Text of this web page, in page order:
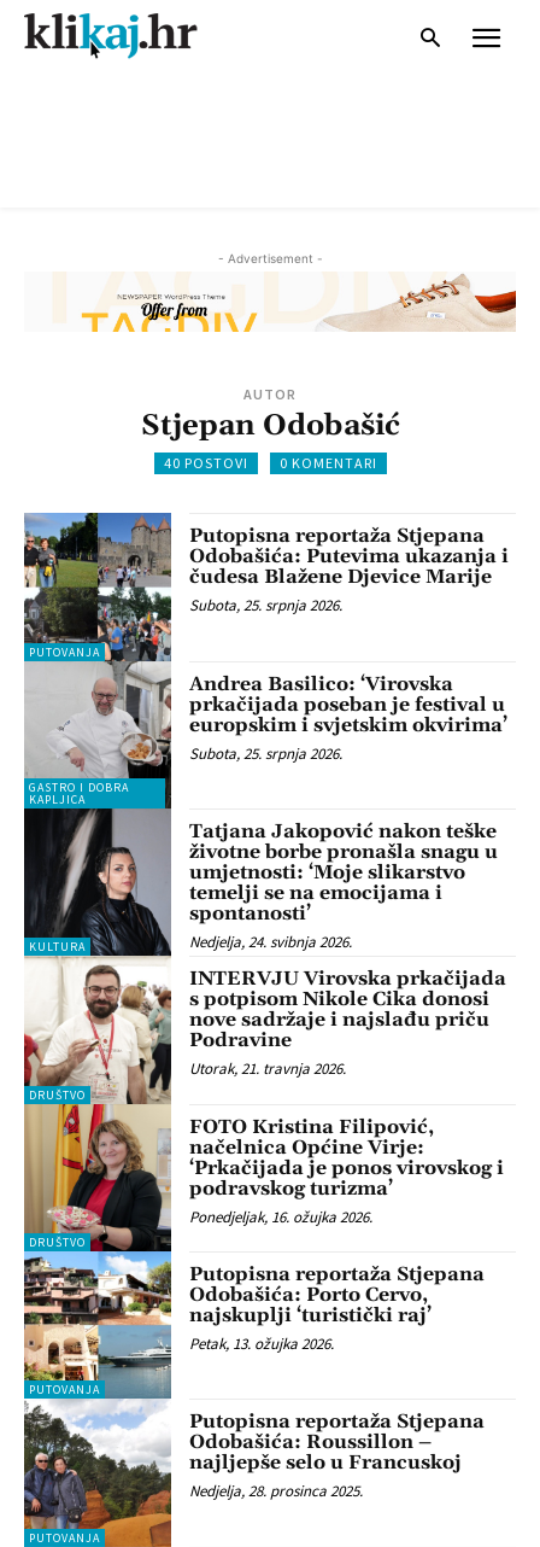
- Advertisement -
AUTOR
Stjepan Odobašić
40 POSTOVI 0 KOMENTARI
PUTOVANJA
Putopisna reportaža Stjepana
Odobašića: Putevima ukazanja i
čudesa Blažene Djevice Marije
Subota, 25. srpnja 2026.
GASTRO I DOBRA
KAPLJICA
Andrea Basilico: ‘Virovska
prkačijada poseban je festival u
europskim i svjetskim okvirima’
Subota, 25. srpnja 2026.
KULTURA
Tatjana Jakopović nakon teške
životne borbe pronašla snagu u
umjetnosti: ‘Moje slikarstvo
temelji se na emocijama i
spontanosti’
Nedjelja, 24. svibnja 2026.
DRUŠTVO
INTERVJU Virovska prkačijada
s potpisom Nikole Cika donosi
nove sadržaje i najslađu priču
Podravine
Utorak, 21. travnja 2026.
DRUŠTVO
FOTO Kristina Filipović,
načelnica Općine Virje:
‘Prkačijada je ponos virovskog i
podravskog turizma’
Ponedjeljak, 16. ožujka 2026.
PUTOVANJA
Putopisna reportaža Stjepana
Odobašića: Porto Cervo,
najskuplji ‘turistički raj’
Petak, 13. ožujka 2026.
PUTOVANJA
Putopisna reportaža Stjepana
Odobašića: Roussillon –
najljepše selo u Francuskoj
Nedjelja, 28. prosinca 2025.